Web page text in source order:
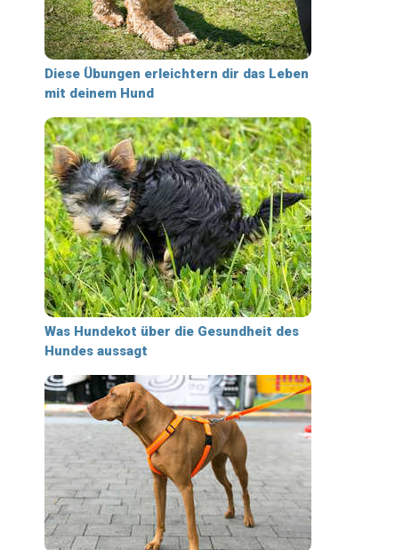
Diese Übungen erleichtern dir das Leben
mit deinem Hund
Was Hundekot über die Gesundheit des
Hundes aussagt